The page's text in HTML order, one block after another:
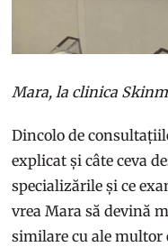
Mara, la clinica
Dincolo de
explicat și câte ceva
specializările și ce
vrea Mara să devină
similare cu ale multor